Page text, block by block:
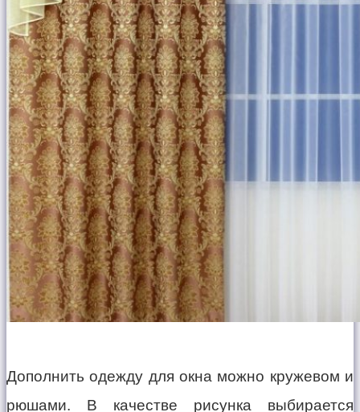
Дополнить одежду для окна можно кружевом и
рюшами. В качестве рисунка выбирается